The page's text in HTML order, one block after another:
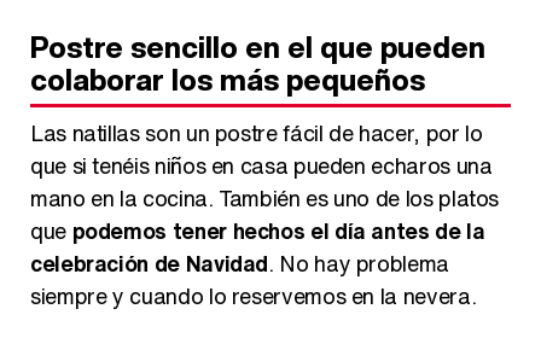
Manu Baqueiro: "Tuve como referente a Bruce Willis en 'Luz de Luna' para mi trabajo en la serie 'Perdiendo el juicio'"
Postre sencillo en el que pueden
colaborar los más pequeños
Las natillas son un postre fácil de hacer, por lo
que si tenéis niños en casa pueden echaros una
mano en la cocina. También es uno de los platos
que podemos tener hechos el día antes de la
celebración de Navidad. No hay problema
siempre y cuando lo reservemos en la nevera.